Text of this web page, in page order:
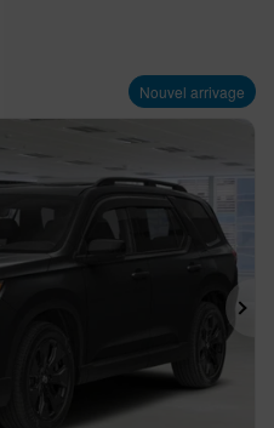
Nouvel arrivage